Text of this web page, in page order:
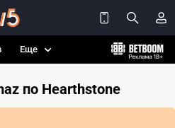
Еще
по Hearthstone